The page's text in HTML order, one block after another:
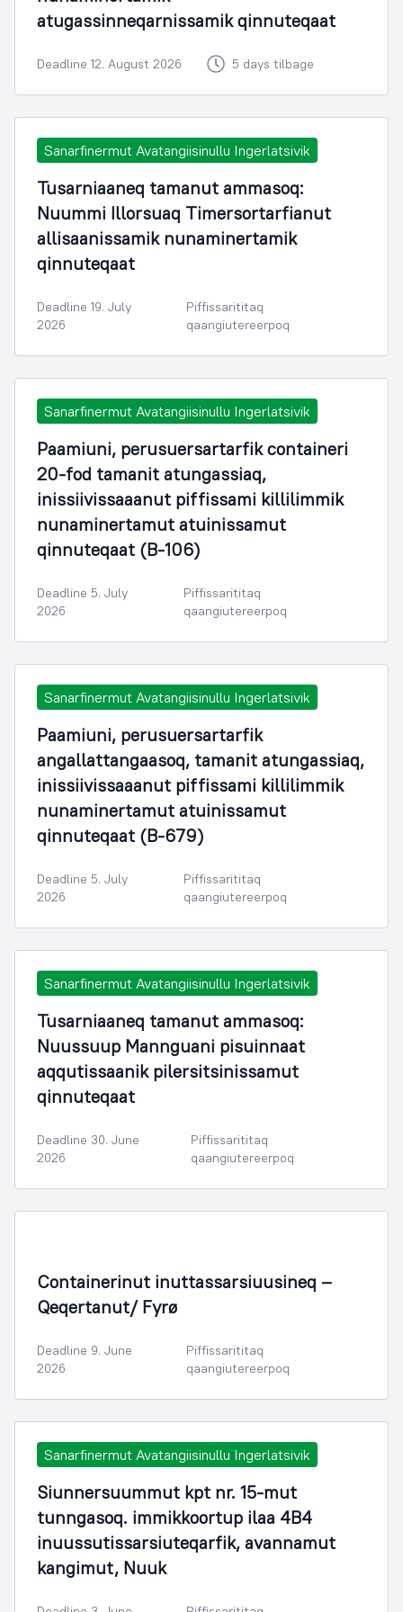
atugassinneqarnissamik qinnuteqaat
Deadline 12. August 2026 5 days tilbage
Sanarfinermut Avatangiisinullu Ingerlatsivik
Tusarniaaneq tamanut ammasoq:
Nuummi Illorsuaq Timersortarfianut
allisaanissamik nunaminertamik
qinnuteqaat
Deadline 19. July
2026
Piffissarititaq
qaangiutereerpoq
Sanarfinermut Avatangiisinullu Ingerlatsivik
Paamiuni, perusuersartarfik containeri
20-fod tamanit atungassiaq,
inissiivissaaanut piffissami killilimmik
nunaminertamut atuinissamut
qinnuteqaat (B-106)
Deadline 5. July
2026
Piffissarititaq
qaangiutereerpoq
Sanarfinermut Avatangiisinullu Ingerlatsivik
Paamiuni, perusuersartarfik
angallattangaasoq, tamanit atungassiaq,
inissiivissaaanut piffissami killilimmik
nunaminertamut atuinissamut
qinnuteqaat (B-679)
Deadline 5. July
2026
Piffissarititaq
qaangiutereerpoq
Sanarfinermut Avatangiisinullu Ingerlatsivik
Tusarniaaneq tamanut ammasoq:
Nuussuup Mannguani pisuinnaat
aqqutissaanik pilersitsinissamut
qinnuteqaat
Deadline 30. June
2026
Piffissarititaq
qaangiutereerpoq
Containerinut inuttassarsiuusineq –
Qeqertanut/ Fyrø
Deadline 9. June
2026
Piffissarititaq
qaangiutereerpoq
Sanarfinermut Avatangiisinullu Ingerlatsivik
Siunnersuummut kpt nr. 15-mut
tunngasoq. immikkoortup ilaa 4B4
inuussutissarsiuteqarfik, avannamut
kangimut, Nuuk